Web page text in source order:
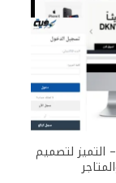
التميز لتصميم